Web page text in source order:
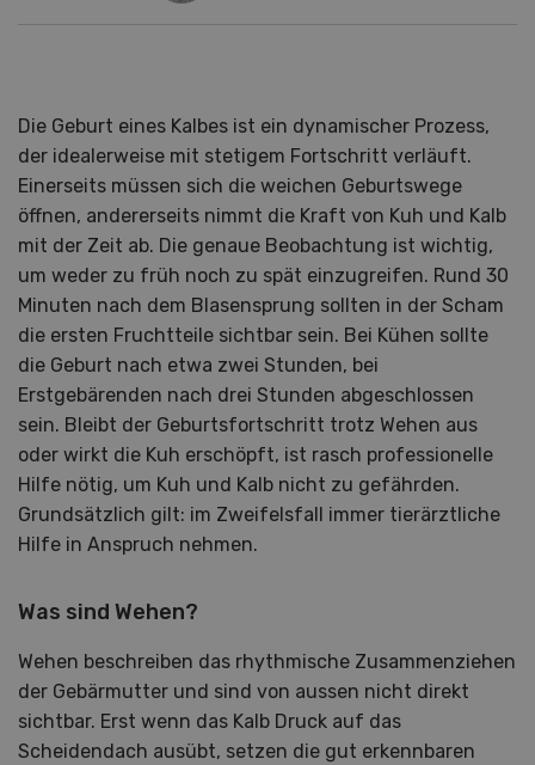
Die Geburt eines Kalbes ist ein dynamischer Prozess,
der idealerweise mit stetigem Fortschritt verläuft.
Einerseits müssen sich die weichen Geburtswege
öffnen, andererseits nimmt die Kraft von Kuh und Kalb
mit der Zeit ab. Die genaue Beobachtung ist wichtig,
um weder zu früh noch zu spät einzugreifen. Rund 30
Minuten nach dem Blasensprung sollten in der Scham
die ersten Fruchtteile sichtbar sein. Bei Kühen sollte
die Geburt nach etwa zwei Stunden, bei
Erstgebärenden nach drei Stunden abgeschlossen
sein. Bleibt der Geburtsfortschritt trotz Wehen aus
oder wirkt die Kuh erschöpft, ist rasch professionelle
Hilfe nötig, um Kuh und Kalb nicht zu gefährden.
Grundsätzlich gilt: im Zweifelsfall immer tierärztliche
Hilfe in Anspruch nehmen.
Was sind Wehen?
Wehen beschreiben das rhythmische Zusammenziehen
der Gebärmutter und sind von aussen nicht direkt
sichtbar. Erst wenn das Kalb Druck auf das
Scheidendach ausübt, setzen die gut erkennbaren